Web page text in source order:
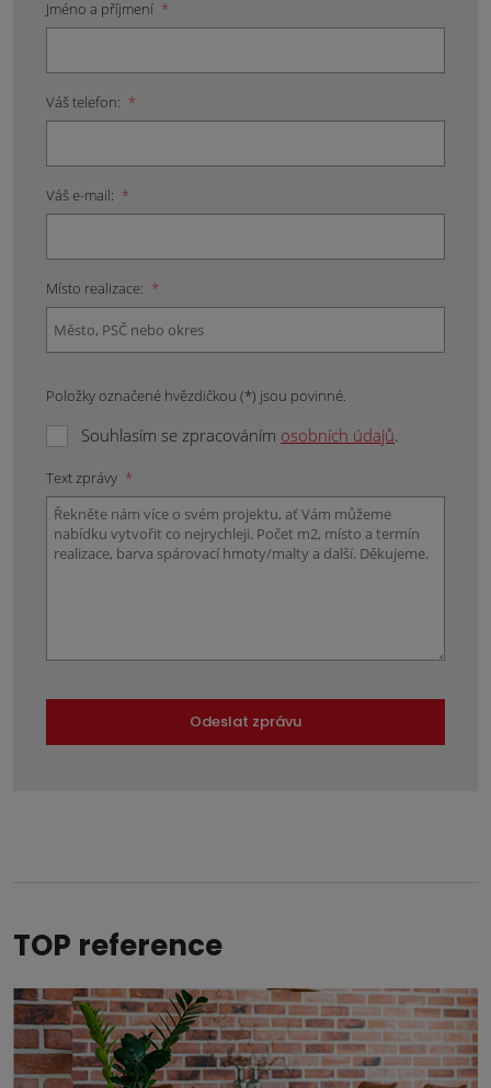
Jméno a příjmení *
Váš telefon: *
Váš e-mail: *
Místo realizace: *
Položky označené hvězdičkou (*) jsou povinné.
Souhlasím se zpracováním osobních údajů.
Text zprávy *
Odeslat zprávu
TOP reference